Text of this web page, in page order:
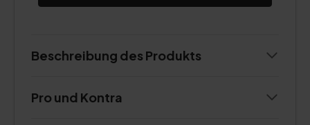
Beschreibung des Produkts
Pro und Kontra